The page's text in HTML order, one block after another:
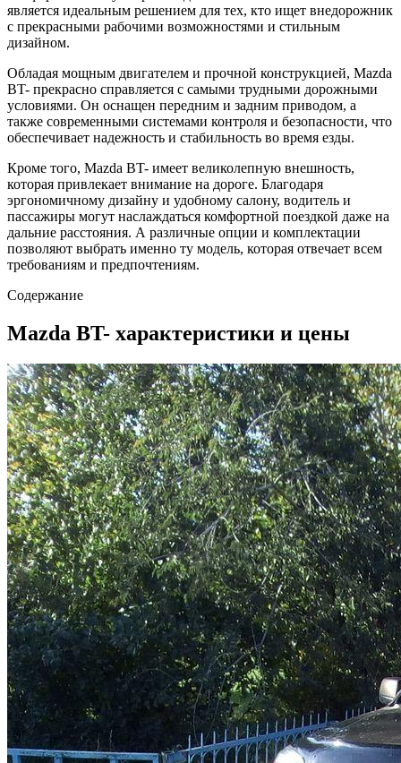
является идеальным решением для тех, кто ищет внедорожник
с прекрасными рабочими возможностями и стильным
дизайном.
Обладая мощным двигателем и прочной конструкцией, Mazda
BT- прекрасно справляется с самыми трудными дорожными
условиями. Он оснащен передним и задним приводом, а
также современными системами контроля и безопасности, что
обеспечивает надежность и стабильность во время езды.
Кроме того, Mazda BT- имеет великолепную внешность,
которая привлекает внимание на дороге. Благодаря
эргономичному дизайну и удобному салону, водитель и
пассажиры могут наслаждаться комфортной поездкой даже на
дальние расстояния. А различные опции и комплектации
позволяют выбрать именно ту модель, которая отвечает всем
требованиям и предпочтениям.
Содержание
Mazda BT- характеристики и цены